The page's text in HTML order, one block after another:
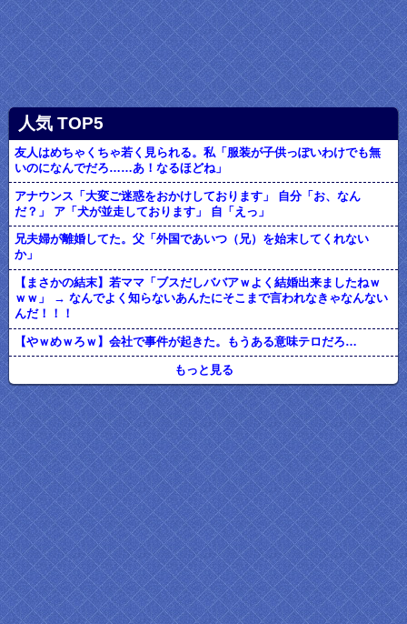
人気 TOP5
友人はめちゃくちゃ若く見られる。私「服装が子供っぽいわけでも無
いのになんでだろ……あ！なるほどね」
アナウンス「大変ご迷惑をおかけしております」 自分「お、なん
だ？」 ア「犬が並走しております」 自「えっ」
兄夫婦が離婚してた。父「外国であいつ（兄）を始末してくれない
か」
【まさかの結末】若ママ「ブスだしババアｗよく結婚出来ましたねｗ
ｗｗ」 → なんでよく知らないあんたにそこまで言われなきゃなんない
んだ！！！
【やｗめｗろｗ】会社で事件が起きた。もうある意味テロだろ…
もっと見る